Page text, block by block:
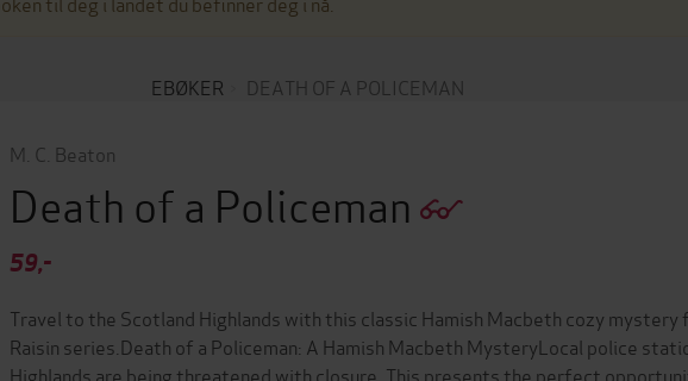
EBØKER DEATH OF A POLICEMAN
M. C. Beaton
Death of a Policeman
59,-
Travel to the Scotland Highlands with this classic Hamish Macbeth cozy
Raisin series.Death of a Policeman: A Hamish Macbeth MysteryLocal police
Highlands are being threatened with closure. This presents the perfect